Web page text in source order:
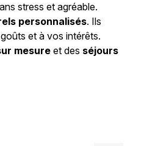
stress et agréable.
personnalisés. Ils
et à vos intérêts.
mesure et des séjours